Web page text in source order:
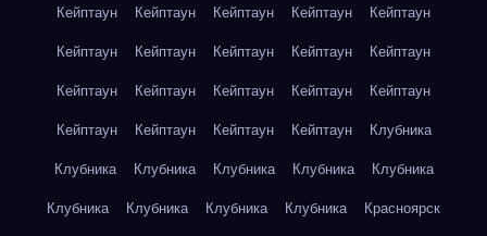
Кейптаун
Кейптаун Кейптаун Кейптаун
Кейптаун
Кейптаун
Кейптаун Кейптаун Кейптаун
Кейптаун
Кейптаун
Кейптаун Кейптаун Кейптаун
Кейптаун
Кейптаун
Кейптаун Кейптаун Кейптаун
Клубника
Клубника
Клубника Клубника Клубника
Клубника
Клубника
Клубника Клубника Клубника
Красноярск